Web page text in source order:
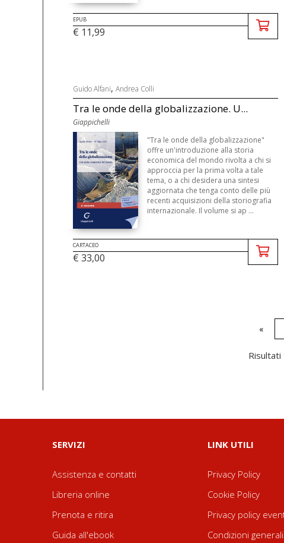
EPUB
€ 11,99
Guido Alfani, Andrea Colli
Tra le onde della globalizzazione. U...
Giappichelli
"Tra le onde della globalizzazione"
offre un'introduzione alla storia
economica del mondo rivolta a chi si
approccia per la prima volta a tale
tema, o a chi desidera una sintesi
aggiornata che tenga conto delle più
recenti acquisizioni della storiografia
internazionale. Il volume si ap ...
CARTACEO
€ 33,00
«
SERVIZI
Assistenza e contatti
Libreria online
Prenota e ritira
Guida all'ebook
LINK UTILI
Privacy Policy
Cookie Policy
Privacy policy
Condizioni